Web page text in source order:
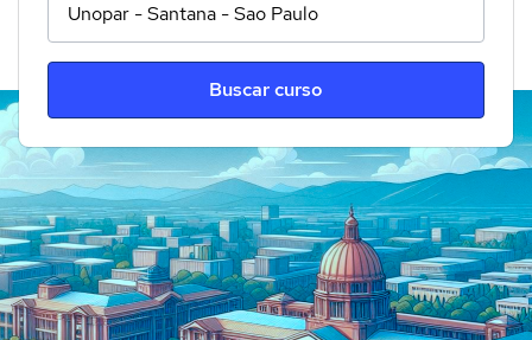
Buscar curso